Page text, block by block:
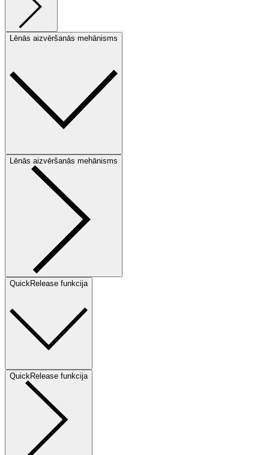
Lēnās aizvēršanās mehānisms
Lēnās aizvēršanās mehānisms
QuickRelease funkcija
QuickRelease funkcija